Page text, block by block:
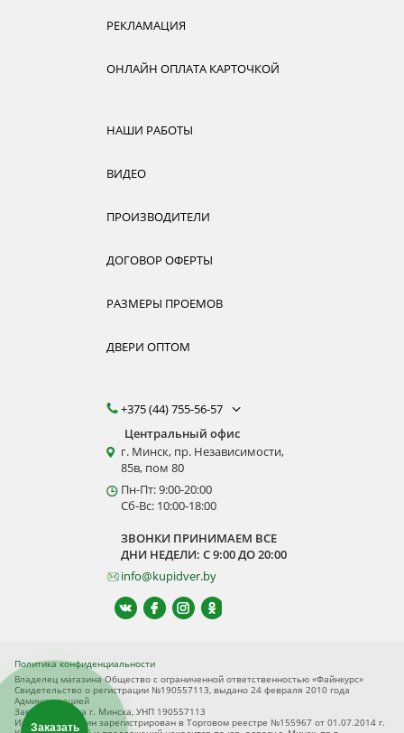
РЕКЛАМАЦИЯ
ОНЛАЙН ОПЛАТА КАРТОЧКОЙ
НАШИ РАБОТЫ
ВИДЕО
ПРОИЗВОДИТЕЛИ
ДОГОВОР ОФЕРТЫ
РАЗМЕРЫ ПРОЕМОВ
ДВЕРИ ОПТОМ
+375 (44) 755-56-57
Центральный офис
г. Минск, пр. Независимости,
85в, пом 80
Пн-Пт: 9:00-20:00
Сб-Вс: 10:00-18:00
ЗВОНКИ ПРИНИМАЕМ ВСЕ
ДНИ НЕДЕЛИ: С 9:00 ДО 20:00
info@kupidver.by
Политика конфиденциальности
Владелец магазина Общество с ограниченной ответственностью «Файнкурс»
Свидетельство о регистрации №190557113, выдано 24 февраля 2010 года
Администрацией
Заводского р-на г. Минска, УНП 190557113
Интернет-магазин зарегистрирован в Торговом реестре №155967 от 01.07.2014 г.
Заказать